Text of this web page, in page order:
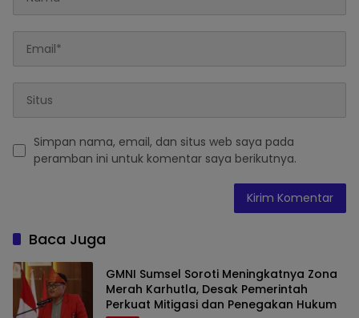
Simpan nama, email, dan situs web saya pada
peramban ini untuk komentar saya berikutnya.
Baca Juga
GMNI Sumsel Soroti Meningkatnya Zona
Merah Karhutla, Desak Pemerintah
Perkuat Mitigasi dan Penegakan Hukum